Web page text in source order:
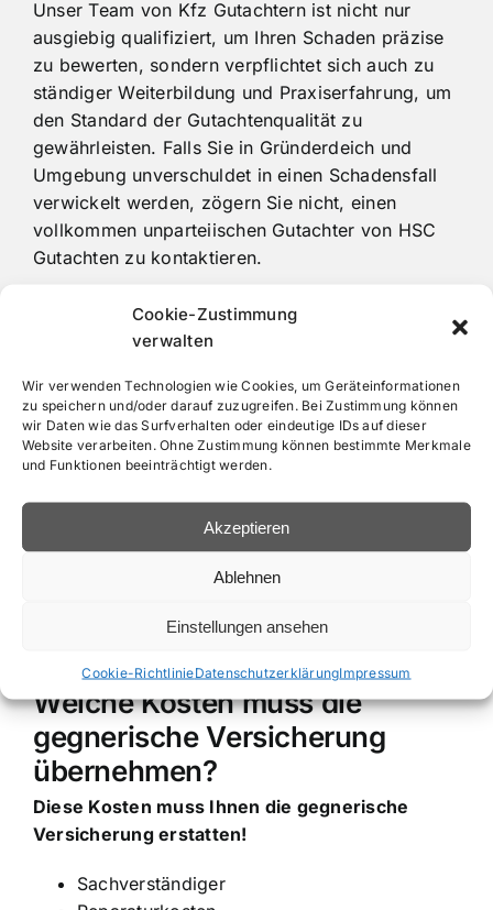
Cookie-Zustimmung
verwalten
Wir verwenden Technologien wie Cookies, um Geräteinformationen
zu speichern und/oder darauf zuzugreifen. Bei Zustimmung können
wir Daten wie das Surfverhalten oder eindeutige IDs auf dieser
Website verarbeiten. Ohne Zustimmung können bestimmte Merkmale
und Funktionen beeinträchtigt werden.
Akzeptieren
Ablehnen
Einstellungen ansehen
Cookie-RichtlinieDatenschutzerklärungImpressum
Unser Team von Kfz Gutachtern ist nicht nur
ausgiebig qualifiziert, um Ihren Schaden präzise
zu bewerten, sondern verpflichtet sich auch zu
ständiger Weiterbildung und Praxiserfahrung, um
den Standard der Gutachtenqualität zu
gewährleisten. Falls Sie in Gründerdeich und
Umgebung unverschuldet in einen Schadensfall
verwickelt werden, zögern Sie nicht, einen
vollkommen unparteiischen Gutachter von HSC
Gutachten zu kontaktieren.
• Gutachten vom Experten “Kfz-Techniker
• In ganz Hamburg und Umgebung
• Freier und unabhängiger Kfz Gutachter
Welche Kosten muss die
gegnerische Versicherung
übernehmen?
Diese Kosten muss Ihnen die gegnerische
Versicherung erstatten!
Sachverständiger